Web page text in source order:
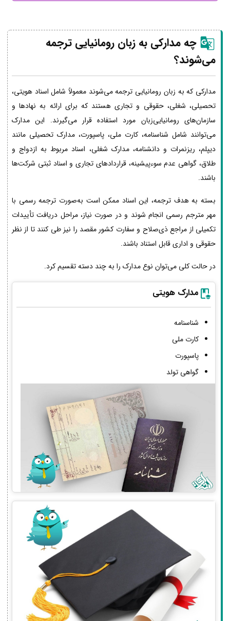
چه مدارکی به زبان رومانیایی ترجمه
می‌شوند؟
مدارکی که به زبان رومانیایی ترجمه می‌شوند معمولاً شامل اسناد هویتی،
تحصیلی، شغلی، حقوقی و تجاری هستند که برای ارائه به نهادها و
سازمان‌های رومانیایی‌زبان مورد استفاده قرار می‌گیرند. این مدارک
می‌توانند شامل شناسنامه، کارت ملی، پاسپورت، مدارک تحصیلی مانند
دیپلم، ریزنمرات و دانشنامه، مدارک شغلی، اسناد مربوط به ازدواج و
طلاق، گواهی عدم سوءپیشینه، قراردادهای تجاری و اسناد ثبتی شرکت‌ها
باشند.
بسته به هدف ترجمه، این اسناد ممکن است به‌صورت ترجمه رسمی با
مهر مترجم رسمی انجام شوند و در صورت نیاز، مراحل دریافت تأییدات
تکمیلی از مراجع ذی‌صلاح و سفارت کشور مقصد را نیز طی کنند تا از نظر
حقوقی و اداری قابل استناد باشند.
در حالت کلی می‌توان نوع مدارک را به چند دسته تقسیم کرد.
مدارک هویتی
شناسنامه
کارت ملی
پاسپورت
گواهی تولد